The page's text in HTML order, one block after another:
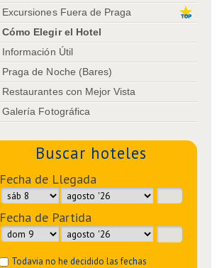
Excursiones Fuera de Praga
Cómo Elegir el Hotel
Información Útil
Praga de Noche (Bares)
Restaurantes con Mejor Vista
Galería Fotográfica
Buscar hoteles
Fecha de Llegada
Fecha de Partida
Todavia no he decidido las fechas